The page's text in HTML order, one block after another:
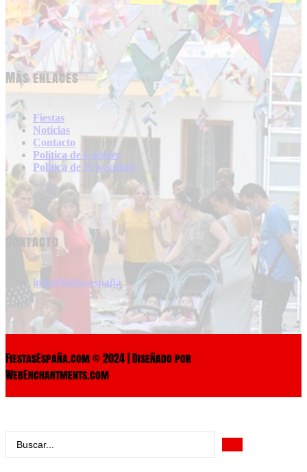
Más enlaces
Fiestas
Noticias
Contacto
Politica de Cookies
Politica de Privacidad
Contacto
info@fiestasespaña
FiestasEspaña.com © 2024 | Diseñado por
WebEnchantments.com